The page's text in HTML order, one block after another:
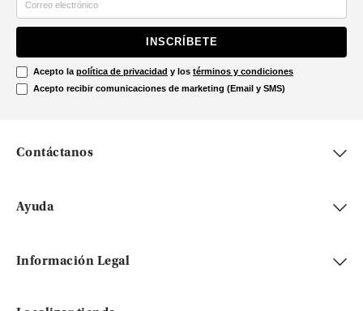
INSCRÍBETE
Acepto la política de privacidad y los términos y condiciones
Acepto recibir comunicaciones de marketing (Email y SMS)
Contáctanos
Ayuda
Información Legal